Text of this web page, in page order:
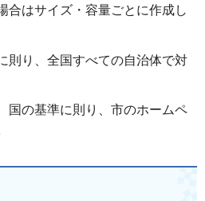
合はサイズ・容量ごとに作成し
則り、全国すべての自治体で対
国の基準に則り、市のホームペ